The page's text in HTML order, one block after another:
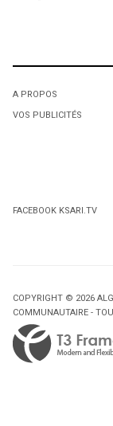
A PROPOS
VOS PUBLICITÉS
FACEBOOK KSARI.TV
COPYRIGHT © 2026
COMMUNAUTAIRE -